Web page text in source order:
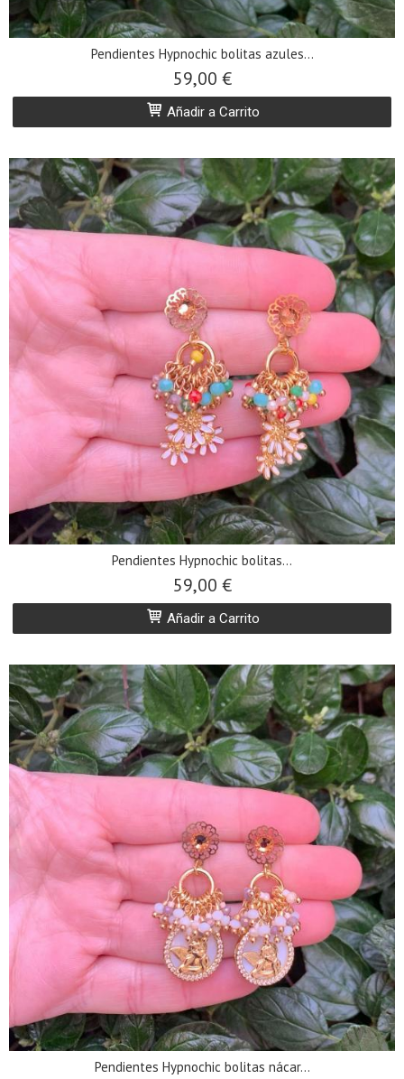
Pendientes Hypnochic bolitas azules...
59,00 €
Añadir a Carrito
Pendientes Hypnochic bolitas...
59,00 €
Añadir a Carrito
Pendientes Hypnochic bolitas nácar...